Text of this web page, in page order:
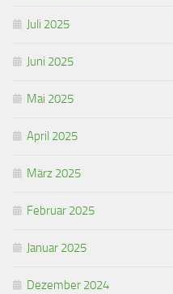
Juli 2025
Juni 2025
Mai 2025
April 2025
März 2025
Februar 2025
Januar 2025
Dezember 2024